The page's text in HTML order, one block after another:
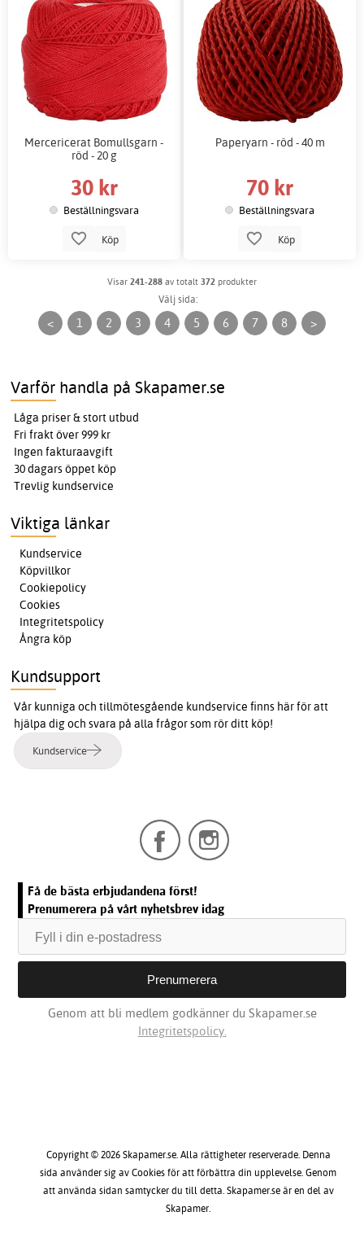
Mercericerat Bomullsgarn -
röd - 20 g
30 kr
Beställningsvara
Köp
Paperyarn - röd - 40 m
70 kr
Beställningsvara
Köp
Visar 241-288 av totalt 372 produkter
Välj sida:
< 1 2 3 4 5 6 7 8 >
Varför handla på Skapamer.se
Låga priser & stort utbud
Fri frakt över 999 kr
Ingen fakturaavgift
30 dagars öppet köp
Trevlig kundservice
Viktiga länkar
Kundservice
Köpvillkor
Cookiepolicy
Cookies
Integritetspolicy
Ångra köp
Kundsupport
Vår kunniga och tillmötesgående kundservice finns här för att
hjälpa dig och svara på alla frågor som rör ditt köp!
Kundservice
Få de bästa erbjudandena först!
Prenumerera på vårt nyhetsbrev idag
Genom att bli medlem godkänner du Skapamer.se
Integritetspolicy.
Copyright © 2026 Skapamer.se. Alla rättigheter reserverade. Denna
sida använder sig av Cookies för att förbättra din upplevelse. Genom
att använda sidan samtycker du till detta. Skapamer.se är en del av
Skapamer.